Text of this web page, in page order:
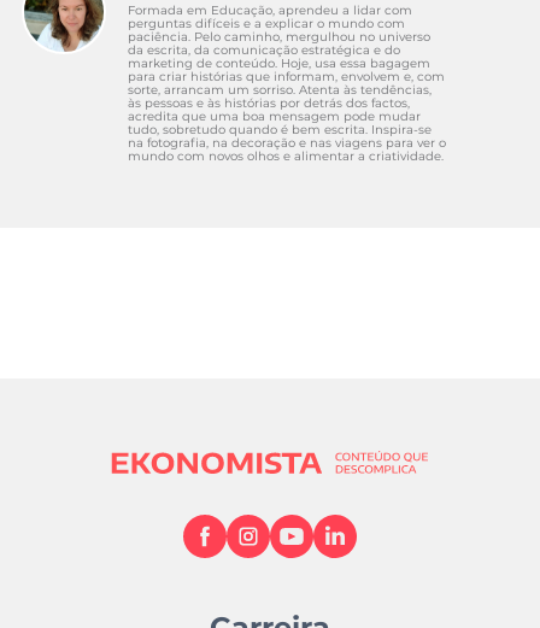
Formada em Educação, aprendeu a lidar com
perguntas difíceis e a explicar o mundo com
paciência. Pelo caminho, mergulhou no universo
da escrita, da comunicação estratégica e do
marketing de conteúdo. Hoje, usa essa bagagem
para criar histórias que informam, envolvem e, com
sorte, arrancam um sorriso. Atenta às tendências,
às pessoas e às histórias por detrás dos factos,
acredita que uma boa mensagem pode mudar
tudo, sobretudo quando é bem escrita. Inspira-se
na fotografia, na decoração e nas viagens para ver o
mundo com novos olhos e alimentar a criatividade.